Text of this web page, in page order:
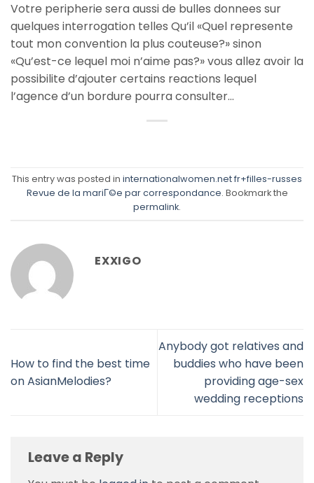
Votre peripherie sera aussi de bulles donnees sur
quelques interrogation telles Qu’il «Quel represente
tout mon convention la plus couteuse?» sinon
«Qu’est-ce lequel moi n’aime pas?» vous allez avoir la
possibilite d’ajouter certains reactions lequel
l’agence d’un bordure pourra consulter…
This entry was posted in internationalwomen.net fr+filles-russes
Revue de la mariГ©e par correspondance. Bookmark the
permalink.
EXXIGO
How to find the best time
on AsianMelodies?
Anybody got relatives and
buddies who have been
providing age-sex
wedding receptions
Leave a Reply